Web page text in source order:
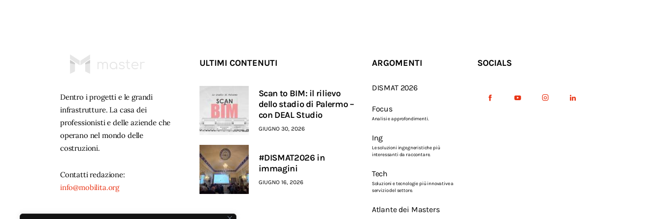
Dentro i progetti e le grandi
infrastrutture. La casa dei
professionisti e delle aziende che
operano nel mondo delle
costruzioni.
Contatti redazione:
info@mobilita.org
ULTIMI CONTENUTI
Scan to BIM: il rilievo
dello stadio di Palermo –
con DEAL Studio
GIUGNO 30, 2026
#DISMAT2026 in
immagini
GIUGNO 16, 2026
ARGOMENTI
DISMAT 2026
Focus
Analisi e approfondimenti.
Ing
Le soluzioni ingegneristiche più
interessanti da raccontare.
Tech
Soluzioni e tecnologie più innovative a
servizio del settore.
Atlante dei Masters
SOCIALS